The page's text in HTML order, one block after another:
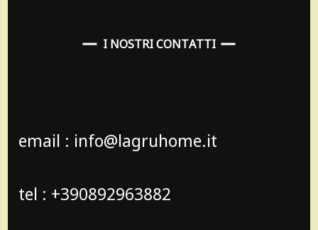
I NOSTRI CONTATTI
email : info@lagruhome.it
tel : +390892963882